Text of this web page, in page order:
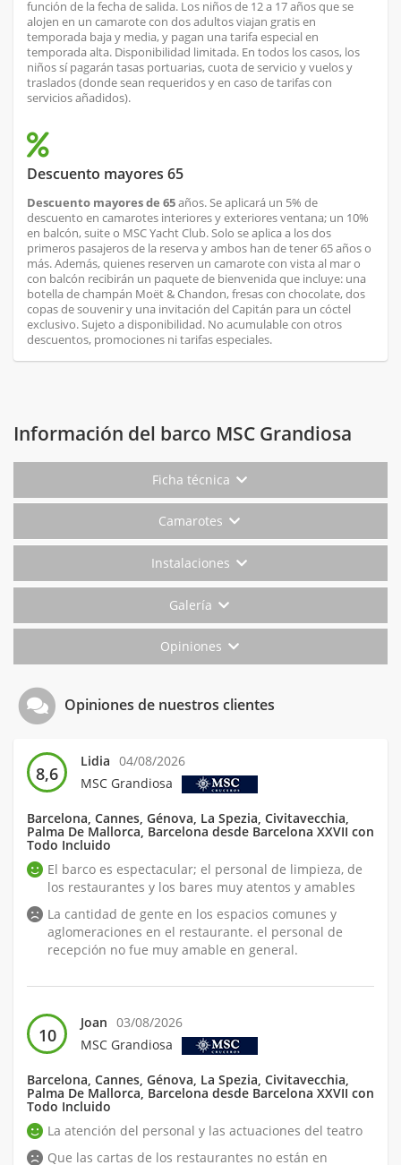
función de la fecha de salida. Los niños de 12 a 17 años que se
alojen en un camarote con dos adultos viajan gratis en
temporada baja y media, y pagan una tarifa especial en
temporada alta. Disponibilidad limitada. En todos los casos, los
niños sí pagarán tasas portuarias, cuota de servicio y vuelos y
traslados (donde sean requeridos y en caso de tarifas con
servicios añadidos).
Descuento mayores 65
Descuento mayores de 65años. Se aplicará un 5% de
descuento en camarotes interiores y exteriores ventana; un 10%
en balcón, suite o MSC Yacht Club. Solo se aplica a los dos
primeros pasajeros de la reserva y ambos han de tener 65 años o
más. Además, quienes reserven un camarote con vista al mar o
con balcón recibirán un paquete de bienvenida que incluye: una
botella de champán Moët & Chandon, fresas con chocolate, dos
copas de souvenir y una invitación del Capitán para un cóctel
exclusivo. Sujeto a disponibilidad. No acumulable con otros
descuentos, promociones ni tarifas especiales.
Información del barco MSC Grandiosa
Ficha técnica
Camarotes
Instalaciones
Galería
Opiniones
Opiniones de nuestros clientes
8,6
Lidia 04/08/2026
MSC Grandiosa
Barcelona, Cannes, Génova, La Spezia, Civitavecchia,
Palma De Mallorca, Barcelona desde Barcelona XXVII con
Todo Incluido
El barco es espectacular; el personal de limpieza, de
los restaurantes y los bares muy atentos y amables
La cantidad de gente en los espacios comunes y
aglomeraciones en el restaurante. el personal de
recepción no fue muy amable en general.
10
Joan 03/08/2026
MSC Grandiosa
Barcelona, Cannes, Génova, La Spezia, Civitavecchia,
Palma De Mallorca, Barcelona desde Barcelona XXVII con
Todo Incluido
La atención del personal y las actuaciones del teatro
Que las cartas de los restaurantes no están en